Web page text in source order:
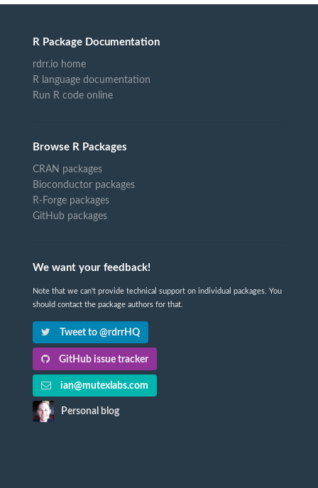
R Package Documentation
rdrr.io home
R language documentation
Run R code online
Browse R Packages
CRAN packages
Bioconductor packages
R-Forge packages
GitHub packages
We want your feedback!
Note that we can't provide technical support on individual packages. You
should contact the package authors for that.
Tweet to @rdrrHQ
GitHub issue tracker
ian@mutexlabs.com
Personal blog